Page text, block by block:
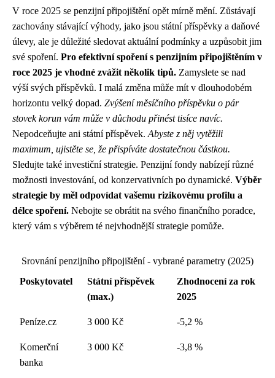
V roce 2025 se penzijní připojištění opět mírně mění. Zůstávají
zachovány stávající výhody, jako jsou státní příspěvky a daňové
úlevy, ale je důležité sledovat aktuální podmínky a uzpůsobit jim
své spoření. Pro efektivní spoření s penzijním připojištěním v
roce 2025 je vhodné zvážit několik tipů. Zamyslete se nad
výší svých příspěvků. I malá změna může mít v dlouhodobém
horizontu velký dopad. Zvýšení měsíčního příspěvku o pár
stovek korun vám může v důchodu přinést tisíce navíc.
Nepodceňujte ani státní příspěvek. Abyste z něj vytěžili
maximum, ujistěte se, že přispíváte dostatečnou částkou.
Sledujte také investiční strategie. Penzijní fondy nabízejí různé
možnosti investování, od konzervativních po dynamické. Výběr
strategie by měl odpovídat vašemu rizikovému profilu a
délce spoření. Nebojte se obrátit na svého finančního poradce,
který vám s výběrem té nejvhodnější strategie pomůže.
Srovnání penzijního připojištění - vybrané parametry (2025)
Poskytovatel
Státní příspěvek
(max.)
Zhodnocení za rok
2025
Peníze.cz 3 000 Kč -5,2 %
Komerční
banka
3 000 Kč -3,8 %